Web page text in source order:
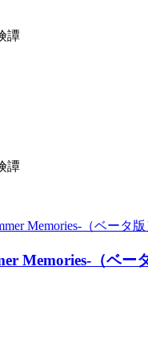
譚
譚
Memories-（ベータ